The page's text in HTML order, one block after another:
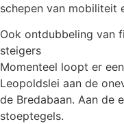
schepen van mobiliteit
Ook ontdubbeling van
steigers
Momenteel loopt er
Leopoldslei aan de
de Bredabaan. Aan de
stoeptegels.